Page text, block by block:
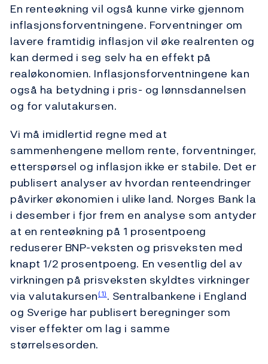
En renteøkning vil også kunne virke gjennom
inflasjonsforventningene. Forventninger om
lavere framtidig inflasjon vil øke realrenten og
kan dermed i seg selv ha en effekt på
realøkonomien. Inflasjonsforventningene kan
også ha betydning i pris- og lønnsdannelsen
og for valutakursen.
Vi må imidlertid regne med at
sammenhengene mellom rente, forventninger,
etterspørsel og inflasjon ikke er stabile. Det er
publisert analyser av hvordan renteendringer
påvirker økonomien i ulike land. Norges Bank la
i desember i fjor frem en analyse som antyder
at en renteøkning på 1 prosentpoeng
reduserer BNP-veksten og prisveksten med
knapt 1/2 prosentpoeng. En vesentlig del av
virkningen på prisveksten skyldtes virkninger
via valutakursen(1). Sentralbankene i England
og Sverige har publisert beregninger som
viser effekter om lag i samme
størrelsesorden.